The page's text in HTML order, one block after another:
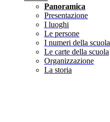
Panoramica
Presentazione
I luoghi
Le persone
I numeri della scuola
Le carte della scuola
Organizzazione
La storia